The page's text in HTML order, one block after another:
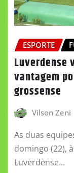
ESPORTE
Luverdense
vantagem
grossense
Vilson Zeni
As duas
domingo (22),
Luverdense…